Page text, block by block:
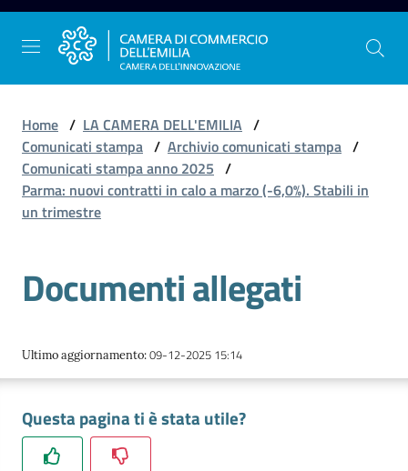
Vai al contenuto
Vai alla navigazione
Vai al footer
La
Camera
Gestire
l'impresa
e
Home / LA CAMERA DELL'EMILIA /
Comunicati stampa / Archivio comunicati stampa /
Comunicati stampa anno 2025 /
Parma: nuovi contratti in calo a marzo (-6,0%). Stabili in
un trimestre
Documenti allegati
Ultimo aggiornamento:09-12-2025 15:14
Questa pagina ti è stata utile?